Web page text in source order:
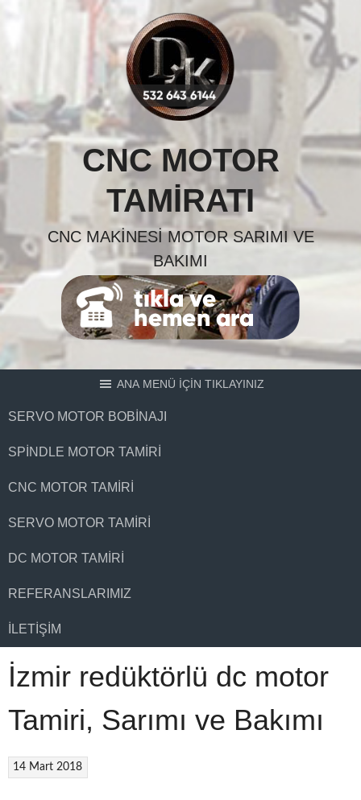
CNC MOTOR
TAMIRATI
CNC MAKINESI MOTOR SARIMI VE
BAKIMI
ANA MENÜ İÇİN TIKLAYINIZ
SERVO MOTOR BOBINAJI
SPINDLE MOTOR TAMIRI
CNC MOTOR TAMIRI
SERVO MOTOR TAMIRI
DC MOTOR TAMIRI
REFERANSLARIMIZ
İLETIŞIM
İzmir redüktörlü dc motor
Tamiri, Sarımı ve Bakımı
14 Mart 2018